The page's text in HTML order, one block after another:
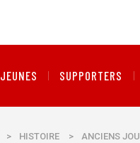
JEUNES SUPPORTERS
> HISTOIRE > ANCIENS